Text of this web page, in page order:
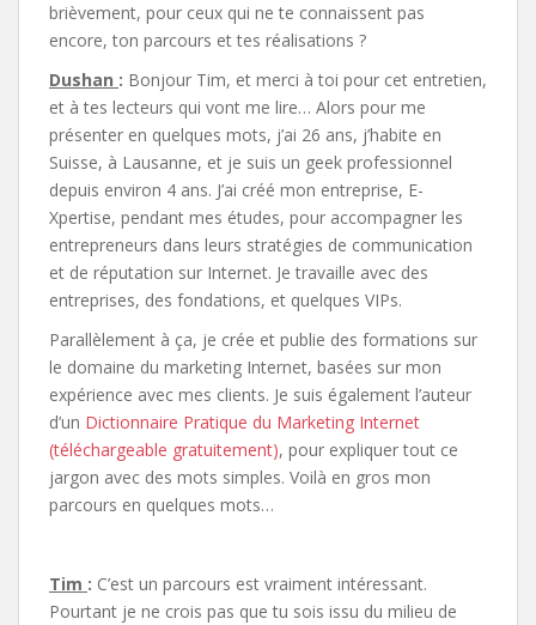
brièvement, pour ceux qui ne te connaissent pas
encore, ton parcours et tes réalisations ?
Dushan : Bonjour Tim, et merci à toi pour cet entretien,
et à tes lecteurs qui vont me lire… Alors pour me
présenter en quelques mots, j’ai 26 ans, j’habite en
Suisse, à Lausanne, et je suis un geek professionnel
depuis environ 4 ans. J’ai créé mon entreprise, E-
Xpertise, pendant mes études, pour accompagner les
entrepreneurs dans leurs stratégies de communication
et de réputation sur Internet. Je travaille avec des
entreprises, des fondations, et quelques VIPs.
Parallèlement à ça, je crée et publie des formations sur
le domaine du marketing Internet, basées sur mon
expérience avec mes clients. Je suis également l’auteur
d’un Dictionnaire Pratique du Marketing Internet
(téléchargeable gratuitement), pour expliquer tout ce
jargon avec des mots simples. Voilà en gros mon
parcours en quelques mots…
Tim : C’est un parcours est vraiment intéressant.
Pourtant je ne crois pas que tu sois issu du milieu de